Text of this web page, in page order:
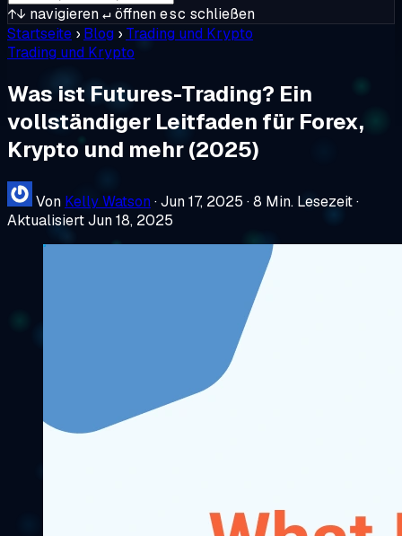
↑↓ navigieren↵öffnenesc schließen
Startseite › Blog › Trading und Krypto
Trading und Krypto
Was ist Futures-Trading? Ein
vollständiger Leitfaden für Forex,
Krypto und mehr (2025)
Von Kelly Watson ·Jun 17, 2025 ·8 Min. Lesezeit·
Aktualisiert Jun 18, 2025